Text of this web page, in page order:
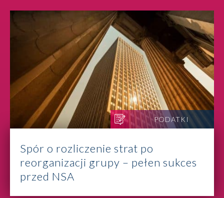
PODATKI
Spór o rozliczenie strat po
reorganizacji grupy – pełen sukces
przed NSA